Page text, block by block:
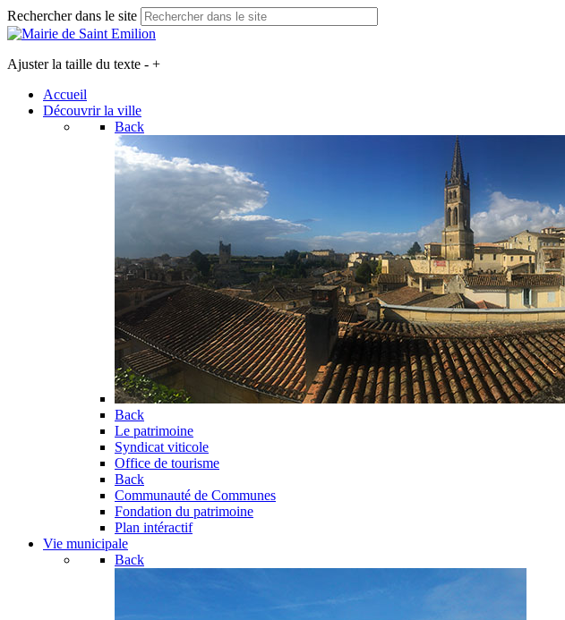
Rechercher dans le site
Ajuster la taille du texte - +
Accueil
Découvrir la ville
Back
Back
Le patrimoine
Syndicat viticole
Office de tourisme
Back
Communauté de Communes
Fondation du patrimoine
Plan intéractif
Vie municipale
Back